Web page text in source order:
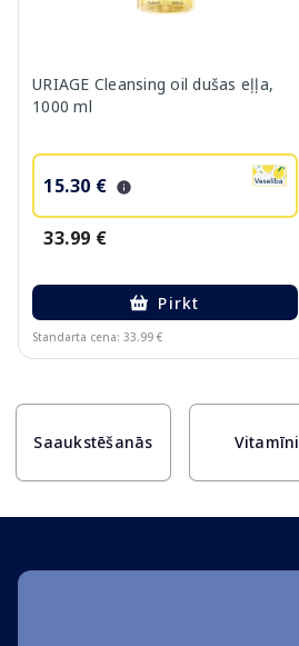
URIAGE Cleansing oil dušas eļļa,
1000 ml
15.30 €
33.99 €
Pirkt
Standarta cena: 33.99 €
Saaukstēšanās Vitamīni